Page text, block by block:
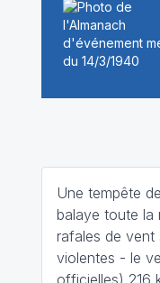
Une tempête
balaye toute la
rafales de vent
violentes - le
officielles) 216